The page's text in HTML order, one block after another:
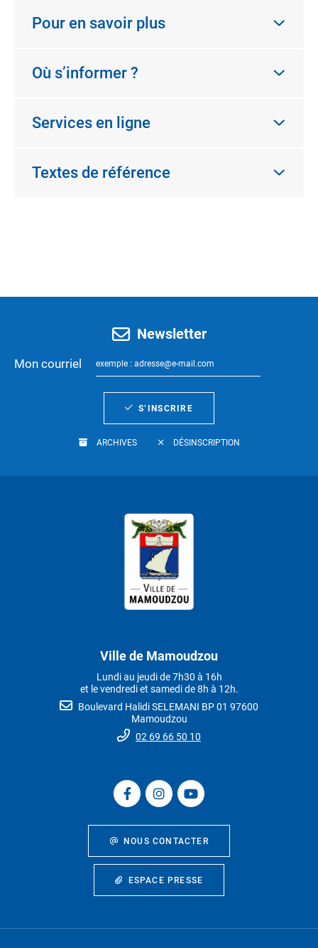
Pour en savoir plus
Où s’informer ?
Services en ligne
Textes de référence
Newsletter
Mon courriel
S’INSCRIRE
ARCHIVES DÉSINSCRIPTION
Ville de Mamoudzou
Lundi au jeudi de 7h30 à 16h
et le vendredi et samedi de 8h à 12h.
Boulevard Halidi SELEMANI BP 01 97600
Mamoudzou
02 69 66 50 10
NOUS CONTACTER
ESPACE PRESSE